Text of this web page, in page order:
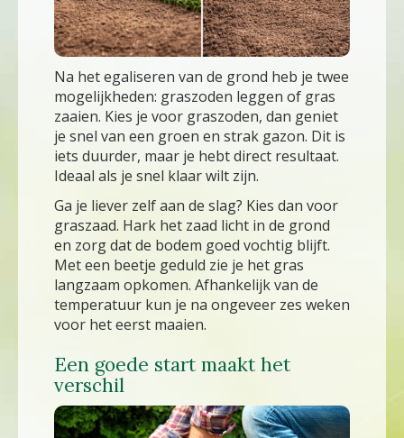
Na het egaliseren van de grond heb je twee
mogelijkheden: graszoden leggen of gras
zaaien. Kies je voor graszoden, dan geniet
je snel van een groen en strak gazon. Dit is
iets duurder, maar je hebt direct resultaat.
Ideaal als je snel klaar wilt zijn.
Ga je liever zelf aan de slag? Kies dan voor
graszaad. Hark het zaad licht in de grond
en zorg dat de bodem goed vochtig blijft.
Met een beetje geduld zie je het gras
langzaam opkomen. Afhankelijk van de
temperatuur kun je na ongeveer zes weken
voor het eerst maaien.
Een goede start maakt het
verschil